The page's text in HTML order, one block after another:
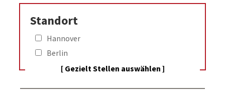
Standort
Hannover
Berlin
Baunatal
[ Gezielt Stellen auswählen ]